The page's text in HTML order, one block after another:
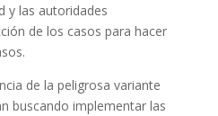
y las autoridades
de los casos para hacer
de la peligrosa variante
buscando implementar las